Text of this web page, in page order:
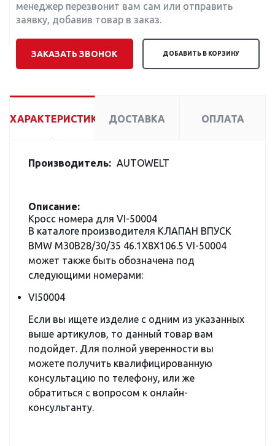
менеджер перезвонит вам сам или отправить
заявку, добавив товар в заказ.
ЗАКАЗАТЬ ЗВОНОК ДОБАВИТЬ В КОРЗИНУ
ХАРАКТЕРИСТИКИ ДОСТАВКА ОПЛАТА
Производитель: AUTOWELT
Описание:
Кросс номера для VI-50004
В каталоге производителя КЛАПАН ВПУСК
BMW M30B28/30/35 46.1X8X106.5 VI-50004
может также быть обозначена под
следующими номерами:
VI50004
Если вы ищете изделие с одним из указанных
выше артикулов, то данный товар вам
подойдет. Для полной уверенности вы
можете получить квалифицированную
консультацию по телефону, или же
обратиться с вопросом к онлайн-
консультанту.